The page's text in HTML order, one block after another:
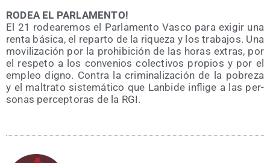
RODEA EL PARLAMENTO!
El 21 rodea­re­mos el Par­la­men­to Vas­co para exi­gir una
ren­ta bási­ca, el repar­to de la rique­za y los tra­ba­jos. Una
movi­li­za­ción por la prohi­bi­ción de las horas extras, por
el res­pe­to a los con­ve­nios colec­ti­vos pro­pios y por el
empleo digno. Con­tra la cri­mi­na­li­za­ción de la pobre­za
y el mal­tra­to sis­te­má­ti­co que Lan­bi­de infli­ge a las per­
so­nas per­cep­to­ras de la RGI.